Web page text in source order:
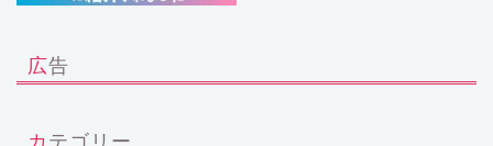
広告
カテゴリー